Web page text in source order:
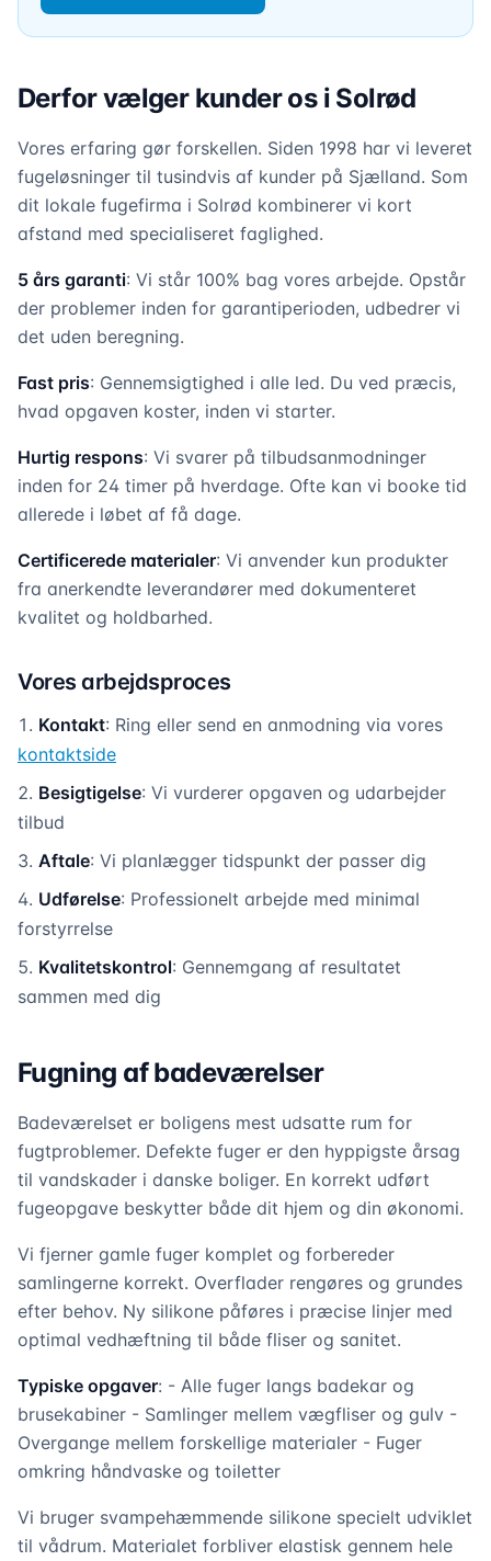
Derfor vælger kunder os i Solrød
Vores erfaring gør forskellen. Siden 1998 har vi leveret
fugeløsninger til tusindvis af kunder på Sjælland. Som
dit lokale fugefirma i Solrød kombinerer vi kort
afstand med specialiseret faglighed.
5 års garanti: Vi står 100% bag vores arbejde. Opstår
der problemer inden for garantiperioden, udbedrer vi
det uden beregning.
Fast pris: Gennemsigtighed i alle led. Du ved præcis,
hvad opgaven koster, inden vi starter.
Hurtig respons: Vi svarer på tilbudsanmodninger
inden for 24 timer på hverdage. Ofte kan vi booke tid
allerede i løbet af få dage.
Certificerede materialer: Vi anvender kun produkter
fra anerkendte leverandører med dokumenteret
kvalitet og holdbarhed.
Vores arbejdsproces
Kontakt: Ring eller send en anmodning via vores
kontaktside
Besigtigelse: Vi vurderer opgaven og udarbejder
tilbud
Aftale: Vi planlægger tidspunkt der passer dig
Udførelse: Professionelt arbejde med minimal
forstyrrelse
Kvalitetskontrol: Gennemgang af resultatet
sammen med dig
Fugning af badeværelser
Badeværelset er boligens mest udsatte rum for
fugtproblemer. Defekte fuger er den hyppigste årsag
til vandskader i danske boliger. En korrekt udført
fugeopgave beskytter både dit hjem og din økonomi.
Vi fjerner gamle fuger komplet og forbereder
samlingerne korrekt. Overflader rengøres og grundes
efter behov. Ny silikone påføres i præcise linjer med
optimal vedhæftning til både fliser og sanitet.
Typiske opgaver: - Alle fuger langs badekar og
brusekabiner - Samlinger mellem vægfliser og gulv -
Overgange mellem forskellige materialer - Fuger
omkring håndvaske og toiletter
Vi bruger svampehæmmende silikone specielt udviklet
til vådrum. Materialet forbliver elastisk gennem hele